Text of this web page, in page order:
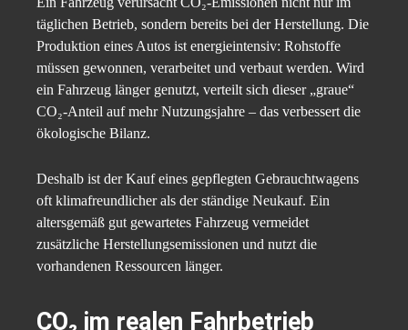
täglichen Betrieb, sondern bereits bei der Herstellung. Die
Produktion eines Autos ist energieintensiv: Rohstoffe
müssen gewonnen, verarbeitet und verbaut werden. Wird
ein Fahrzeug länger genutzt, verteilt sich dieser „graue“
CO₂-Anteil auf mehr Nutzungsjahre – das verbessert die
ökologische Bilanz.
Deshalb ist der Kauf eines gepflegten Gebrauchtwagens
oft klimafreundlicher als der ständige Neukauf. Ein
altersgemäß gut gewartetes Fahrzeug vermeidet
zusätzliche Herstellungsemissionen und nutzt die
vorhandenen Ressourcen länger.
CO₂ im realen Fahrbetrieb